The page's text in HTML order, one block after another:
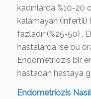
kadınlarda %10-20
kalamayan (infertil)
fazladır (%25-50) .
hastalarda ise bu
Endometriozis bir
hastadan hastaya
Endometriozis